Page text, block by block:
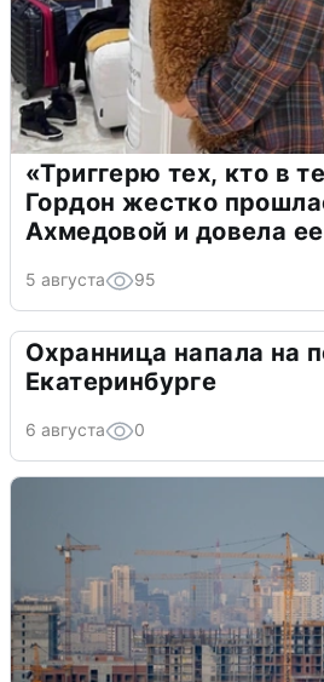
«Триггерю тех, кто в
Гордон жестко
Ахмедовой и довела
5 августа 95
Охранница напала на
Екатеринбурге
6 августа 0